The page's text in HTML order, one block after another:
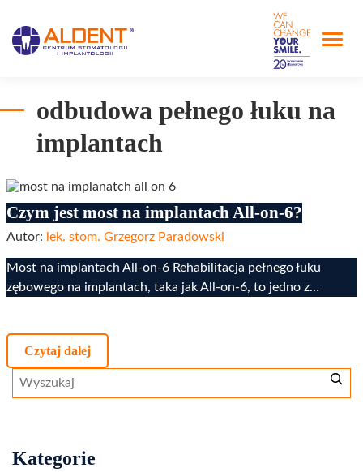
odbudowa pełnego łuku na
implantach
Czym jest most na implantach All-on-6?
Autor: lek. stom. Grzegorz Paradowski
Most na implantach All-on-6 Rehabilitacja pełnego łuku
zębowego na implantach, taka jak All-on-6, to jedno z…
Czytaj dalej
Szukaj
Kategorie